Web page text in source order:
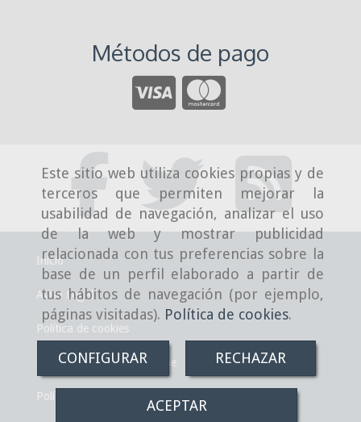
Este sitio web utiliza cookies propias y de
terceros que permiten mejorar la
usabilidad de navegación, analizar el uso
de la web y mostrar publicidad
relacionada con tus preferencias sobre la
base de un perfil elaborado a partir de
tus hábitos de navegación (por ejemplo,
páginas visitadas). Política de cookies.
CONFIGURAR RECHAZAR
ACEPTAR
Métodos de pago
Inicio
Aviso Legal
Política de cookies
Condiciones de venta online
Política de Privacidad